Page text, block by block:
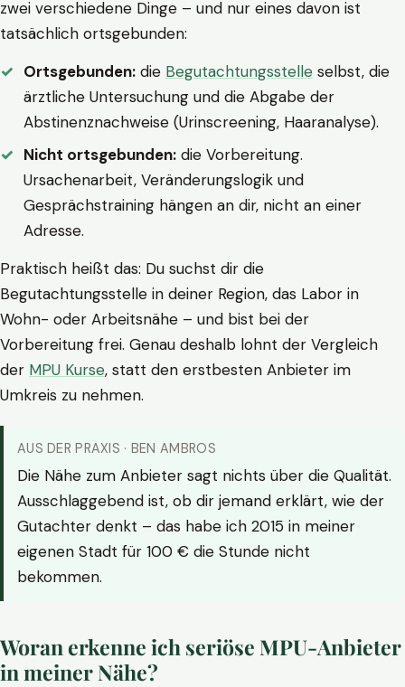
zwei verschiedene Dinge – und nur eines davon ist
tatsächlich ortsgebunden:
Ortsgebunden: die Begutachtungsstelle selbst, die
ärztliche Untersuchung und die Abgabe der
Abstinenznachweise (Urinscreening, Haaranalyse).
Nicht ortsgebunden: die Vorbereitung.
Ursachenarbeit, Veränderungslogik und
Gesprächstraining hängen an dir, nicht an einer
Adresse.
Praktisch heißt das: Du suchst dir die
Begutachtungsstelle in deiner Region, das Labor in
Wohn- oder Arbeitsnähe – und bist bei der
Vorbereitung frei. Genau deshalb lohnt der Vergleich
der MPU Kurse, statt den erstbesten Anbieter im
Umkreis zu nehmen.
AUS DER PRAXIS · BEN AMBROS
Die Nähe zum Anbieter sagt nichts über die Qualität.
Ausschlaggebend ist, ob dir jemand erklärt, wie der
Gutachter denkt – das habe ich 2015 in meiner
eigenen Stadt für 100 € die Stunde nicht
bekommen.
Woran erkenne ich seriöse MPU-Anbieter
in meiner Nähe?